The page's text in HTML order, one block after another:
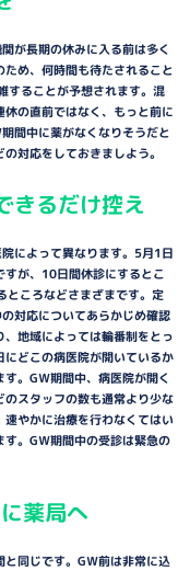
が長期の休みに入る前は多く
め、何時間も待たされること
することが予想されます。混
の直前ではなく、もっと前に
間中に薬がなくなりそうだと
対応をしておきましよう。
きるだけ控え
によって異なります。5月1日
すが、10日間休診にするとこ
ころなどさまざまです。定
対応についてあらかじめ確認
地域によっては輪番制をとっ
どこの病医院が開いているか
。GＷ期間中、病医院が開く
スタッフの数も通常より少な
やかに治療を行わなくてはい
。GＷ期間中の受診は緊急の
薬局へ
同じです。GＷ前は非常に込